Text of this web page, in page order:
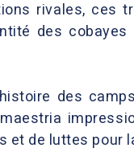
rivales, ces
des cobayes
des
et de luttes pour